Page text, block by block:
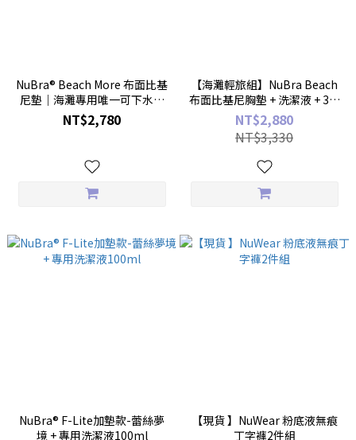
NuBra® Beach More 布面比基
尼墊｜海灘專用唯一可下水的
隱形內衣
NT$2,780
【海灘輕旅組】NuBra Beach
布面比基尼胸墊 + 洗潔液 + 3入
免洗內褲
NT$2,880
NT$3,330
NuBra® F-Lite加墊款-蕾絲夢
境 + 專用洗潔液100ml
【現貨 】NuWear 粉底液無痕
丁字褲2件組